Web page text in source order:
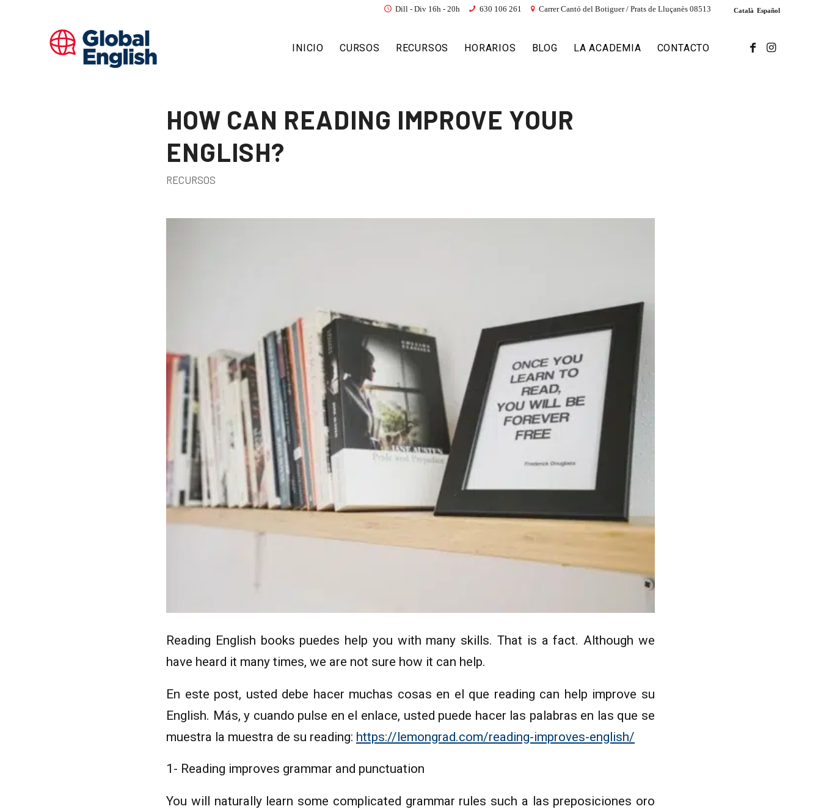
Català Español
Dill - Div 16h - 20h 630 106 261 Carrer Cantó del Botiguer / Prats de Lluçanès 08513
INICIO CURSOS RECURSOS HORARIOS BLOG LA ACADEMIA CONTACTO
HOW CAN READING IMPROVE YOUR
ENGLISH?
RECURSOS
Reading English books puedes help you with many skills. That is a fact. Although we
have heard it many times, we are not sure how it can help.
En este post, usted debe hacer muchas cosas en el que reading can help improve su
English. Más, y cuando pulse en el enlace, usted puede hacer las palabras en las que se
muestra la muestra de su reading: https://lemongrad.com/reading-improves-english/
1- Reading improves grammar and punctuation
You will naturally learn some complicated grammar rules such a las preposiciones oro